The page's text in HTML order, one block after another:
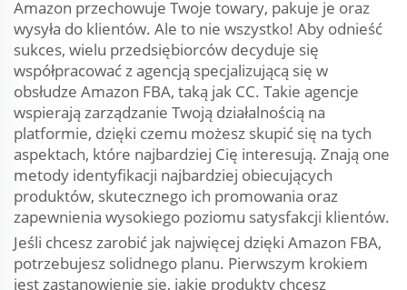
Amazon przechowuje Twoje towary, pakuje je oraz
wysyła do klientów. Ale to nie wszystko! Aby odnieść
sukces, wielu przedsiębiorców decyduje się
współpracować z agencją specjalizującą się w
obsłudze Amazon FBA, taką jak CC. Takie agencje
wspierają zarządzanie Twoją działalnością na
platformie, dzięki czemu możesz skupić się na tych
aspektach, które najbardziej Cię interesują. Znają one
metody identyfikacji najbardziej obiecujących
produktów, skutecznego ich promowania oraz
zapewnienia wysokiego poziomu satysfakcji klientów.
Jeśli chcesz zarobić jak najwięcej dzięki Amazon FBA,
potrzebujesz solidnego planu. Pierwszym krokiem
jest zastanowienie się, jakie produkty chcesz